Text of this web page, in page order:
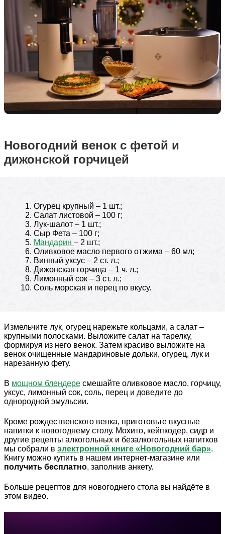
Новогодний венок с фетой и
дижонской горчицей
Огурец крупный – 1 шт.;
Салат листовой – 100 г;
Лук-шалот – 1 шт.;
Сыр Фета – 100 г;
Мандарин – 2 шт.;
Оливковое масло первого отжима – 60 мл;
Винный уксус – 2 ст. л.;
Дижонская горчица – 1 ч. л.;
Лимонный сок – 3 ст. л.;
Соль морская и перец по вкусу.
Измельчите лук, огурец нарежьте кольцами, а салат –
крупными полосками. Выложите салат на тарелку,
формируя из него венок. Затем красиво выложите на
венок очищенные мандариновые дольки, огурец, лук и
нарезанную фету.
В мощном блендере смешайте оливковое масло, горчицу,
уксус, лимонный сок, соль, перец и доведите до
однородной эмульсии.
Кроме рождественского венка, приготовьте вкусные
напитки к новогоднему столу. Мохито, кейпкодер, сидр и
другие рецепты алкогольных и безалкогольных напитков
мы собрали в электронной книге «Новогодний бар».
Книгу можно купить в нашем интернет-магазине или
получить бесплатно, заполнив анкету.
Больше рецептов для новогоднего стола вы найдёте в
этом видео.